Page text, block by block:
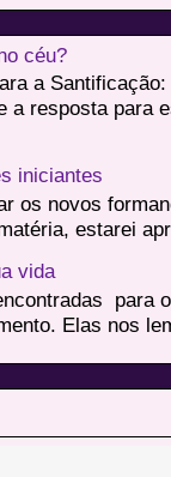
céu?
a Santificação:
a resposta para
iniciantes
os novos
estarei
vida
para
Elas nos